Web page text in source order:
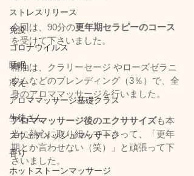
ストレスリリース
免疫
コロナウイルス
睡眠
冷え
アロママッサージ基礎クラス
生徒さん
スウェディッシュマッサージ
香り
ホットストーンマッサージ
今回は、90分の更年期セラピーのコース
を受けて下さいました。
精油は、クラリーセージ やローズゼラニ
ウムなどのブレンディング（3％）で、全
身のアロママッサージを行いました。
アロママッサージ後のエクササイズも本
当に熱心に取り組んで下さって、「更年
期とか言わせない（笑）」と頑張って下
さいました。